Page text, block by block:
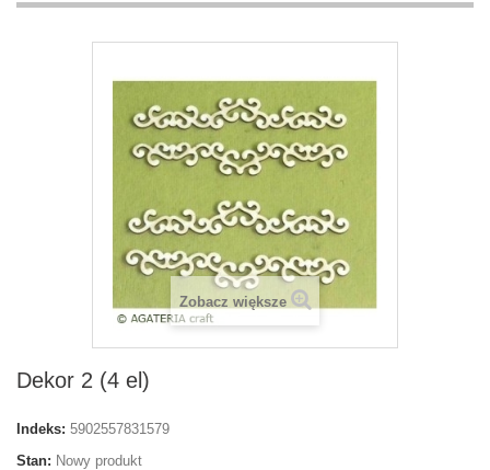
Zobacz większe
Dekor 2 (4 el)
Indeks: 5902557831579
Stan: Nowy produkt